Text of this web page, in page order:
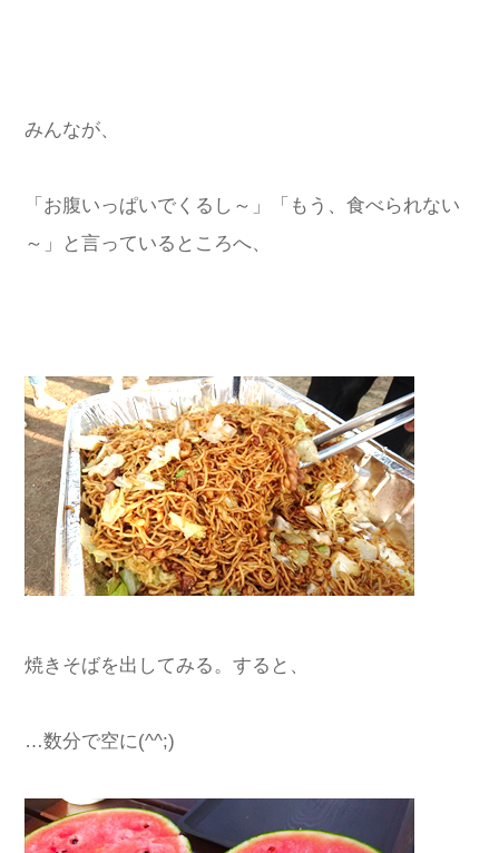
みんなが、
「お腹いっぱいでくるし～」「もう、食べられない
～」と言っているところへ、
焼きそばを出してみる。すると、
…数分で空に(^^;)